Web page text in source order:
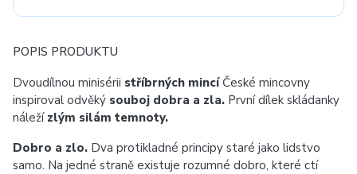
POPIS PRODUKTU
Dvoudílnou minisérii stříbrných mincíČeské mincovny
inspiroval odvěký souboj dobra a zla. První dílek skládanky
náleží zlým silám temnoty.
Dobro a zlo. Dva protikladné principy staré jako lidstvo
samo. Na jedné straně existuje rozumné dobro, které ctí